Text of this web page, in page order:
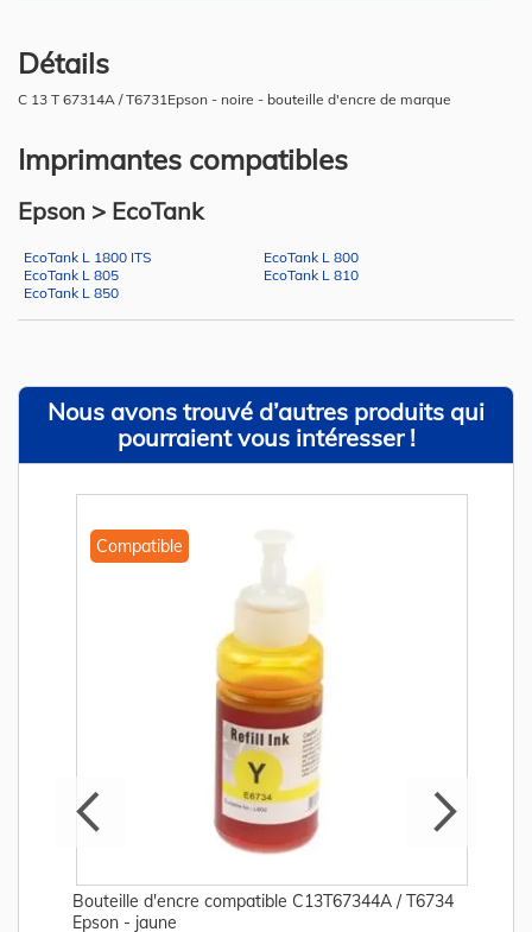
Détails
C 13 T 67314A / T6731Epson - noire - bouteille d'encre de marque
Imprimantes compatibles
Epson > EcoTank
EcoTank L 1800 ITS
EcoTank L 800
EcoTank L 805
EcoTank L 810
EcoTank L 850
Nous avons trouvé d’autres produits qui
pourraient vous intéresser !
Compatible
Bouteille d'encre compatible C13T67344A / T6734
Epson - jaune